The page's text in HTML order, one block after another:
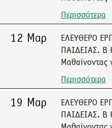
Περισσότερα
12 Μαρ
ΕΛΕΥΘΕΡΟ
ΠΑΙΔΕΙΑΣ. Β
Μαθαίνοντας
Περισσότερα
19 Μαρ
ΕΛΕΥΘΕΡΟ
ΠΑΙΔΕΙΑΣ. Β